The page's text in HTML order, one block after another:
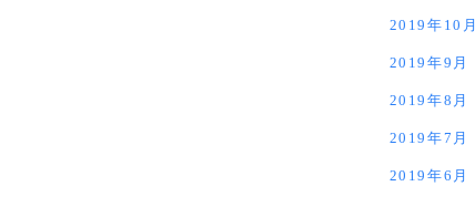
2019年10月
2019年9月
2019年8月
2019年7月
2019年6月